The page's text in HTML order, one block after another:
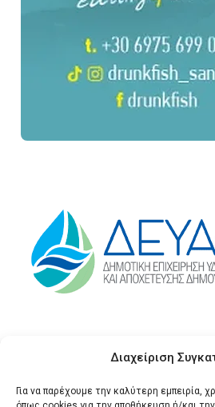
Διαχείριση
Για να παρέχουμε την καλύτερη εμπειρία,